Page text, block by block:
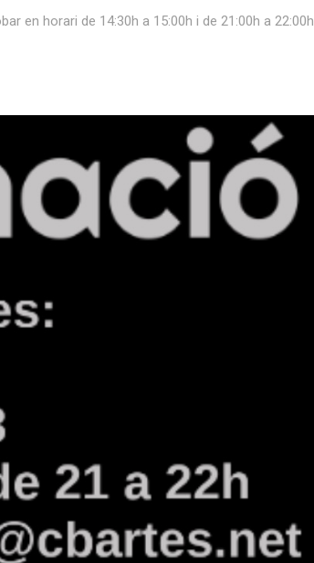
en horari de 14:30h a 15:00h i de 21:00h a 22:00h